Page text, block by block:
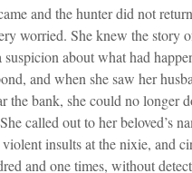
and the hunter did not
worried. She knew the story
about what had
and when she saw her
the bank, she could no longer
called out to her beloved’s
insults at the nixie, and
and one times, without